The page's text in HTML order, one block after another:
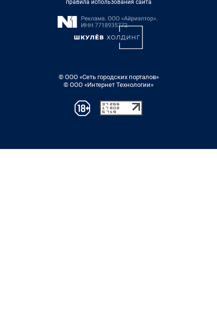
правила использования сайта
© ООО «Сеть городских порталов»
© ООО «Интернет Технологии»